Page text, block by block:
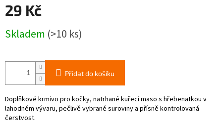
29 Kč
cena:
Skladem (>10 ks)
Přidat do košíku
Doplňkové krmivo pro kočky, natrhané kuřecí maso s hřebenatkou v
lahodném vývaru, pečlivě vybrané suroviny a přísně kontrolovaná
čerstvost.